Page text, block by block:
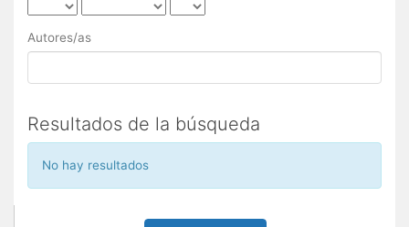
Autores/as
Resultados de la búsqueda
No hay resultados